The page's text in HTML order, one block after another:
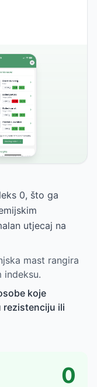
0, što ga
utjecaj na
mast rangira
indeksu.
koje
rezistenciju ili
0